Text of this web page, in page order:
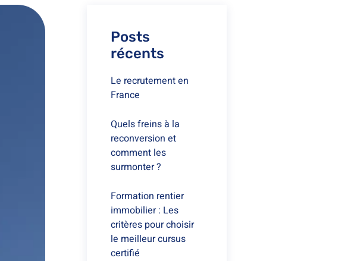
Posts
récents
Le recrutement en
France
Quels freins à la
reconversion et
comment les
surmonter ?
Formation rentier
immobilier : Les
critères pour choisir
le meilleur cursus
certifié